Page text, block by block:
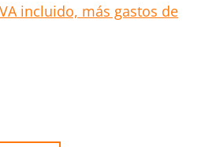
incluido, más gastos de